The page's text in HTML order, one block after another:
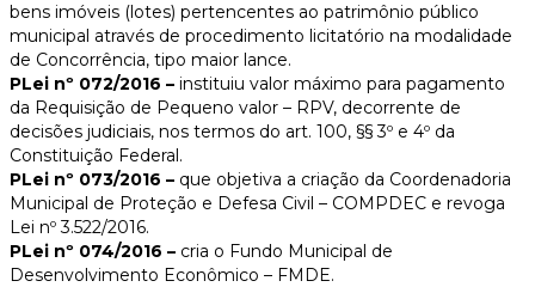
bens imóveis (lotes) pertencentes ao patrimônio público
municipal através de procedimento licitatório na modalidade
de Concorrência, tipo maior lance.
PLei nº 072/2016 – instituiu valor máximo para pagamento
da Requisição de Pequeno valor – RPV, decorrente de
decisões judiciais, nos termos do art. 100, §§ 3º e 4º da
Constituição Federal.
PLei nº 073/2016 – que objetiva a criação da Coordenadoria
Municipal de Proteção e Defesa Civil – COMPDEC e revoga
Lei nº 3.522/2016.
PLei nº 074/2016 – cria o Fundo Municipal de
Desenvolvimento Econômico – FMDE.